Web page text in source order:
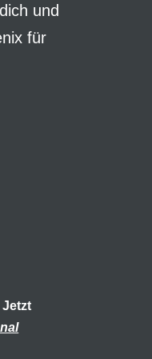
und
für